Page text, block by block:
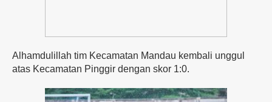
Alhamdulillah tim Kecamatan Mandau kembali unggul
atas Kecamatan Pinggir dengan skor 1:0.